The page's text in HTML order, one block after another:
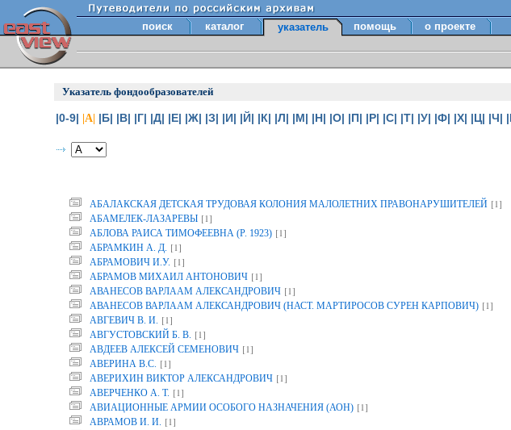
поиск каталог указатель помощь о проекте
Указатель фондообразователей
|0-9| |А| |Б| |В| |Г| |Д| |Е| |Ж| |З| |И| |Й| |К| |Л| |М| |Н| |О| |П| |Р| |С| |Т| |У| |Ф| |Х| |Ц| |Ч|
АБАЛАКСКАЯ ДЕТСКАЯ ТРУДОВАЯ КОЛОНИЯ МАЛОЛЕТНИХ ПРАВОНАРУШИТЕЛЕЙ [1]
АБАМЕЛЕК-ЛАЗАРЕВЫ [1]
АБЛОВА РАИСА ТИМОФЕЕВНА (Р. 1923) [1]
АБРАМКИН А. Д. [1]
АБРАМОВИЧ И.У. [1]
АБРАМОВ МИХАИЛ АНТОНОВИЧ [1]
АВАНЕСОВ ВАРЛААМ АЛЕКСАНДРОВИЧ [1]
АВАНЕСОВ ВАРЛААМ АЛЕКСАНДРОВИЧ (НАСТ. МАРТИРОСОВ СУРЕН КАРПОВИЧ) [1]
АВГЕВИЧ В. И. [1]
АВГУСТОВСКИЙ Б. В. [1]
АВДЕЕВ АЛЕКСЕЙ СЕМЕНОВИЧ [1]
АВЕРИНА B.C. [1]
АВЕРИХИН ВИКТОР АЛЕКСАНДРОВИЧ [1]
АВЕРЧЕНКО А. Т. [1]
АВИАЦИОННЫЕ АРМИИ ОСОБОГО НАЗНАЧЕНИЯ (АОН) [1]
АВРАМОВ И. И. [1]